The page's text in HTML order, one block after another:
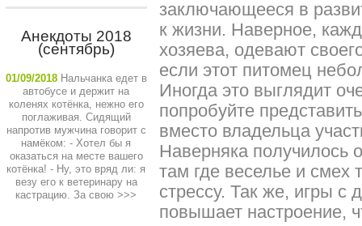
Анекдоты 2018
(сентябрь)
01/09/2018 Нальчанка едет в
автобусе и держит на
коленях котёнка, нежно его
поглаживая. Сидящий
напротив мужчина говорит с
намёком: - Хотел бы я
оказаться на месте вашего
котёнка! - Ну, это вряд ли: я
везу его к ветеринару на
кастрацию. За свою >>>
заключающееся в
к жизни. Наверное,
хозяева, одевают
если этот питомец
Иногда это выглядит
попробуйте
вместо владельца
Наверняка получилось
там где веселье и смех
стрессу. Так же, игры
повышает настроение,